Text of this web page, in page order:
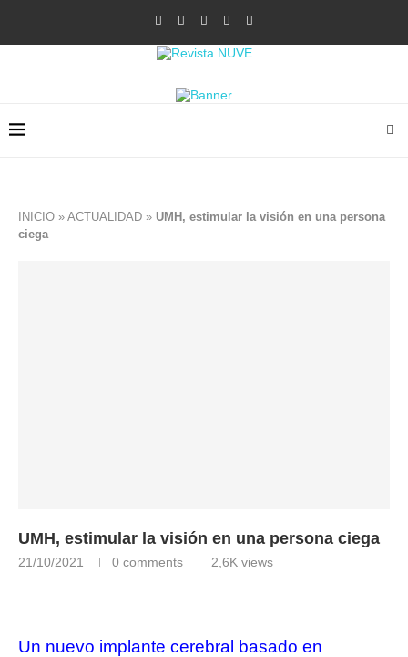
INICIO » ACTUALIDAD » UMH, estimular la visión en una persona
ciega
UMH, estimular la visión en una persona ciega
21/10/2021 0 comments 2,6K views
Un nuevo implante cerebral basado en